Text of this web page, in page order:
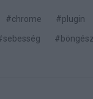
#chrome #plugin